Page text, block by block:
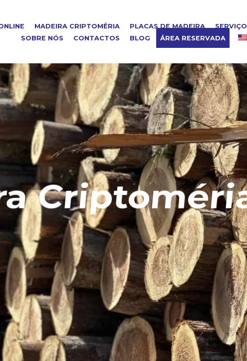
MADEIRA CRIPTOMÉRIA PLACAS DE MADEIRA
SOBRE NÓS
CONTACTOS BLOG ÁREA RESERVADA
SABER MAIS